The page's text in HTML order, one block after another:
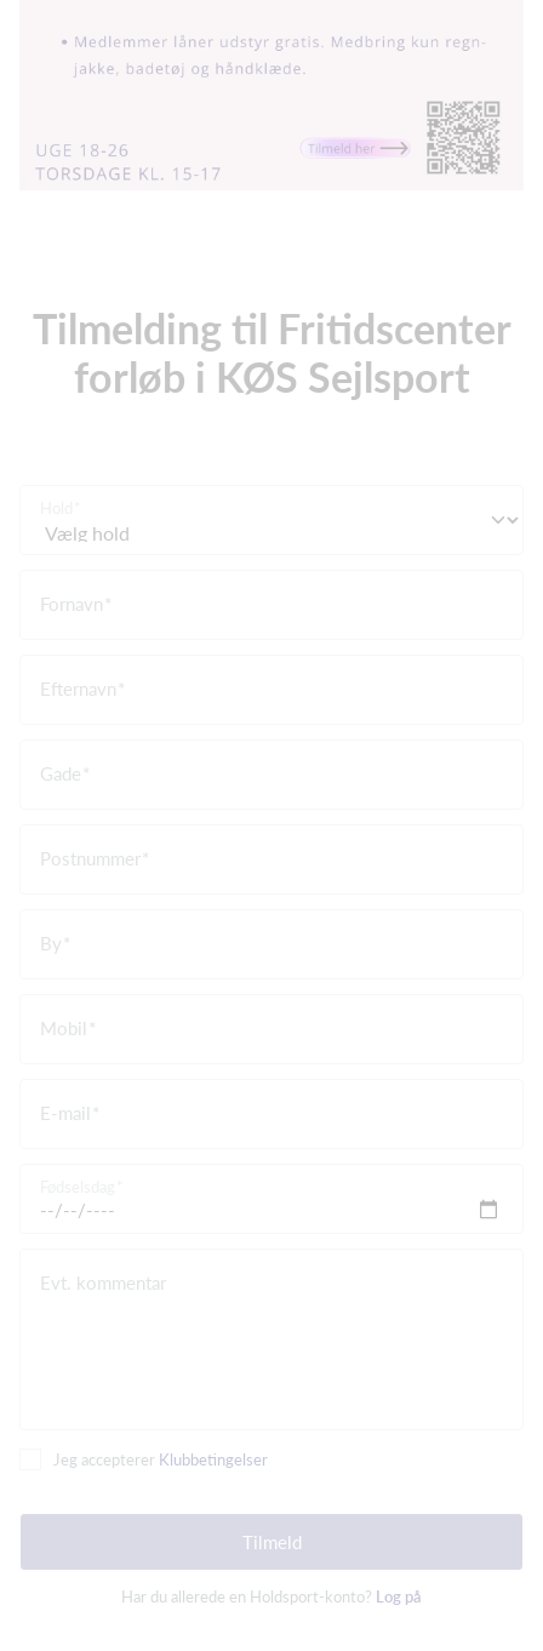
Tilmelding til Fritidscenter
forløb i KØS Sejlsport
Fornavn
Efternavn
Gade
Postnummer
By
Mobil
E-mail
Evt. kommentar
Jeg accepterer Klubbetingelser
Tilmeld
Har du allerede en Holdsport-konto? Log på